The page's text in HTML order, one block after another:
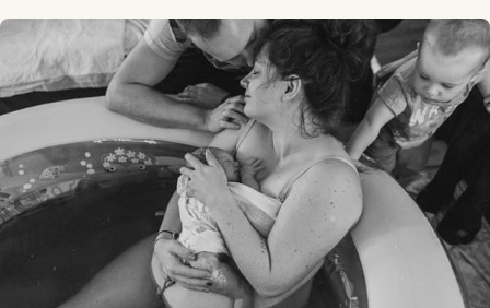
zamawiając reportaż z chrztu. Reportaż z chrztu – zdjęcia z
kościoła Zdjęcia z kościoła to nieodzowny element re